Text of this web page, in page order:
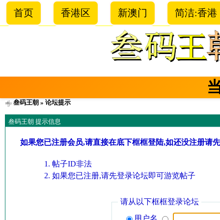
首页 香港区 新澳门 简洁:香港
叁码王朝 » 论坛提示
叁码王朝 提示信息
如果您已注册会员,请直接在底下框框登陆,如还没注册请
帖子ID非法
如果您已注册,请先登录论坛即可游览帖子
请从以下框框登录论坛
用户名